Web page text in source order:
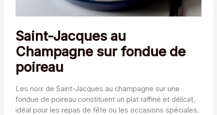
Saint-Jacques au
Champagne sur fondue de
poireau
Les noix de Saint-Jacques au champagne sur une
fondue de poireau constituent un plat raffiné et délicat,
idéal pour les repas de fête ou les occasions spéciales.